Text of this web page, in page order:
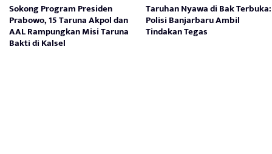
Sokong Program Presiden
Prabowo, 15 Taruna Akpol dan
AAL Rampungkan Misi Taruna
Bakti di Kalsel
Taruhan Nyawa di Bak Terbuka:
Polisi Banjarbaru Ambil
Tindakan Tegas